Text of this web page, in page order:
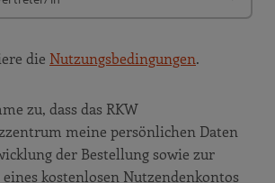
die Nutzungsbedingungen.
zu, dass das RKW
meine persönlichen Daten
der Bestellung sowie zur
eines kostenlosen Nutzendenkontos